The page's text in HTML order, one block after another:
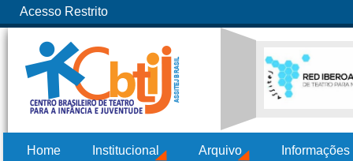
Acesso Restrito
Home Institucional Arquivo